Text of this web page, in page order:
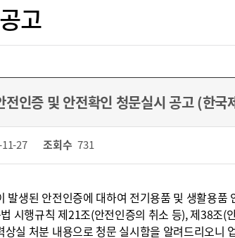
고
전인증 및 안전확인 청문실시 공고 (한국
27 조회수 731
발생된 안전인증에 대하여 전기용품 및 생활용
시행규칙 제21조(안전인증의 취소 등), 제38조
상실 처분 내용으로 청문 실시함을 알려드리오니